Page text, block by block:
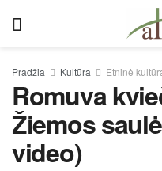
Pradžia Kultūra Etninė
Romuva
Žiemos
video)